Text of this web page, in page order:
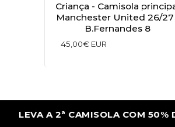
Criança - Camisola
Manchester United 26/27
B.Fernandes 8
45,00€ EUR
LEVA A 2ª CAMISOLA COM 50% DE